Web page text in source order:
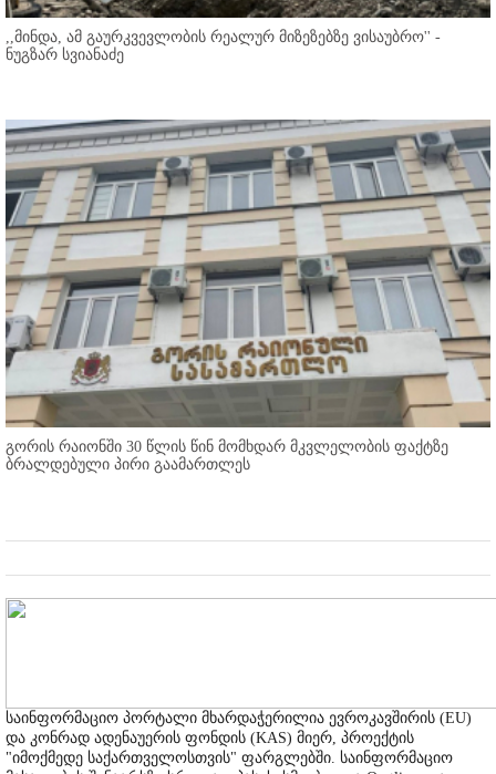
,,მინდა, ამ გაურკვევლობის რეალურ მიზეზებზე ვისაუბრო'' -
ნუგზარ სვიანაძე
გორის რაიონში 30 წლის წინ მომხდარ მკვლელობის ფაქტზე
ბრალდებული პირი გაამართლეს
საინფორმაციო პორტალი მხარდაჭერილია ევროკავშირის (EU)
და კონრად ადენაუერის ფონდის (KAS) მიერ, პროექტის
"იმოქმედე საქართველოსთვის" ფარგლებში. საინფორმაციო